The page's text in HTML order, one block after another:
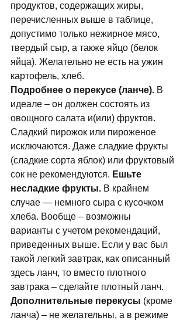
продуктов, содержащих жиры,
перечисленных выше в таблице,
допустимо только нежирное мясо,
твердый сыр, а также яйцо (белок
яйца). Желательно не есть на ужин
картофель, хлеб.
Подробнее о перекусе (ланче). В
идеале – он должен состоять из
овощного салата и(или) фруктов.
Сладкий пирожок или пироженое
исключаются. Даже сладкие фрукты
(сладкие сорта яблок) или фруктовый
сок не рекомендуются. Ешьте
несладкие фрукты. В крайнем
случае — немного сыра с кусочком
хлеба. Вообще – возможны
варианты с учетом рекомендаций,
приведенных выше. Если у вас был
такой легкий завтрак, как описанный
здесь ланч, то вместо плотного
завтрака – сделайте плотный ланч.
Дополнительные перекусы (кроме
ланча) – не желательны, а в режиме